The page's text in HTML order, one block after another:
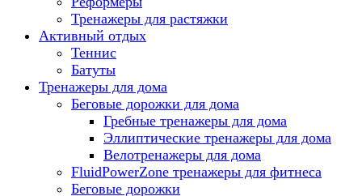
Тренажеры для растяжки
Активный отдых
Теннис
Батуты
Тренажеры для дома
Беговые дорожки для дома
Гребные тренажеры для дома
Эллиптические тренажеры для дома
Велотренажеры для дома
FluidPowerZone тренажеры для фитнеса
Беговые дорожки